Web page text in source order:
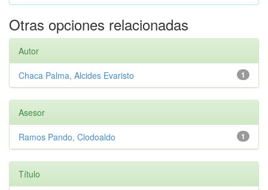
Otras opciones relacionadas
Autor
1
Chaca Palma, Alcides Evaristo
Asesor
1
Ramos Pando, Clodoaldo
Título